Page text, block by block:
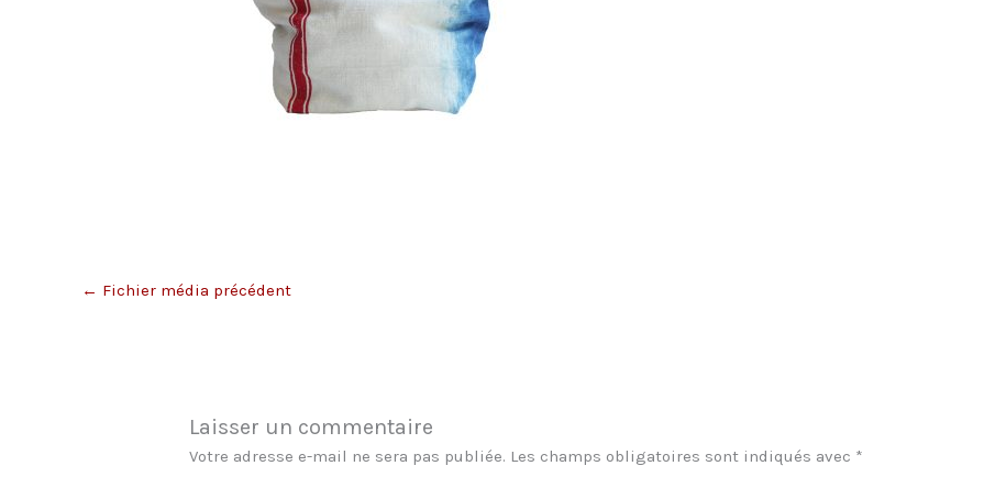
← Fichier média précédent
Laisser un commentaire
Votre adresse e-mail ne sera pas publiée. Les champs obligatoires sont indiqués avec *